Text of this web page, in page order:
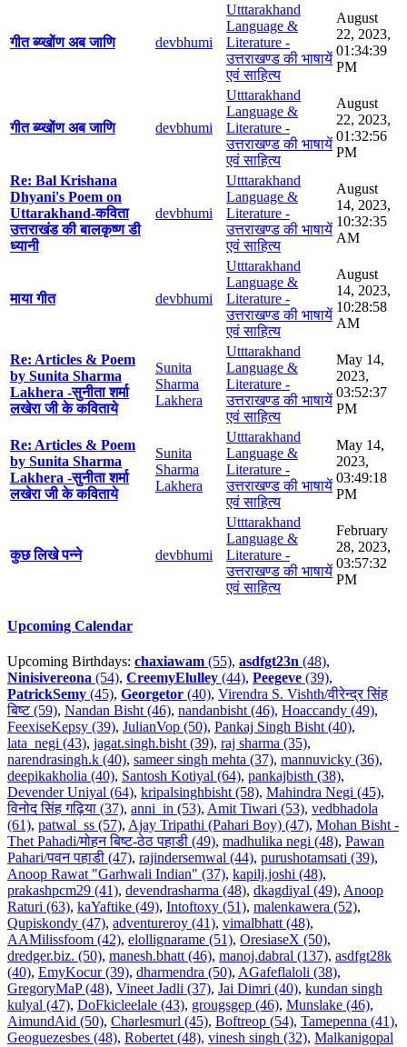
गीत ब्य्खोंण अब जाणि devbhumi
Utttarakhand
Language &
Literature -
उत्तराखण्ड की भाषायें
एवं साहित्य
August
22, 2023,
01:34:39
PM
गीत ब्य्खोंण अब जाणि devbhumi
Utttarakhand
Language &
Literature -
उत्तराखण्ड की भाषायें
एवं साहित्य
August
22, 2023,
01:32:56
PM
Re: Bal Krishana
Dhyani's Poem on
Uttarakhand-कविता
उत्तराखंड की बालकृष्ण डी
ध्यानी
devbhumi
Utttarakhand
Language &
Literature -
उत्तराखण्ड की भाषायें
एवं साहित्य
August
14, 2023,
10:32:35
AM
माया गीत devbhumi
Utttarakhand
Language &
Literature -
उत्तराखण्ड की भाषायें
एवं साहित्य
August
14, 2023,
10:28:58
AM
Re: Articles & Poem
by Sunita Sharma
Lakhera -सुनीता शर्मा
लखेरा जी के कविताये
Sunita
Sharma
Lakhera
Utttarakhand
Language &
Literature -
उत्तराखण्ड की भाषायें
एवं साहित्य
May 14,
2023,
03:52:37
PM
Re: Articles & Poem
by Sunita Sharma
Lakhera -सुनीता शर्मा
लखेरा जी के कविताये
Sunita
Sharma
Lakhera
Utttarakhand
Language &
Literature -
उत्तराखण्ड की भाषायें
एवं साहित्य
May 14,
2023,
03:49:18
PM
कुछ लिखे पन्ने devbhumi
Utttarakhand
Language &
Literature -
उत्तराखण्ड की भाषायें
एवं साहित्य
February
28, 2023,
03:57:32
PM
Upcoming Calendar
Upcoming Birthdays: chaxiawam (55), asdfgt23n (48),
Ninisivereona (54), CreemyElulley (44), Peegeve (39),
PatrickSemy (45), Georgetor (40), Virendra S. Vishth/वीरेन्द्र सिंह
बिष्ट (59), Nandan Bisht (46), nandanbisht (46), Hoaccandy (49),
FeexiseKepsy (39), JulianVop (50), Pankaj Singh Bisht (40),
lata_negi (43), jagat.singh.bisht (39), raj sharma (35),
narendrasingh.k (40), sameer singh mehta (37), mannuvicky (36),
deepikakholia (40), Santosh Kotiyal (64), pankajbisth (38),
Devender Uniyal (64), kripalsinghbisht (58), Mahindra Negi (45),
विनोद सिंह गढ़िया (37), anni_in (53), Amit Tiwari (53), vedbhadola
(61), patwal_ss (57), Ajay Tripathi (Pahari Boy) (47), Mohan Bisht -
Thet Pahadi/मोहन बिष्ट-ठेठ पहाडी (49), madhulika negi (48), Pawan
Pahari/पवन पहाडी (47), rajindersemwal (44), purushotamsati (39),
Anoop Rawat "Garhwali Indian" (37), kapilj.joshi (48),
prakashpcm29 (41), devendrasharma (48), dkagdiyal (49), Anoop
Raturi (63), kaYaftike (49), Intoftoxy (51), malenkawera (52),
Qupiskondy (47), adventureroy (41), vimalbhatt (48),
AAMilissfoom (42), elollignarame (51), OresiaseX (50),
dredger.biz. (50), manesh.bhatt (46), manoj.dabral (137), asdfgt28k
(40), EmyKocur (39), dharmendra (50), AGafeflaloli (38),
GregoryMaP (48), Vineet Jadli (37), Jai Dimri (40), kundan singh
kulyal (47), DoFkicleelale (43), grougsgep (46), Munslake (46),
AimundAid (50), Charlesmurl (45), Boftreop (54), Tamepenna (41),
Geoguezesbes (48), Robertet (48), vinesh singh (32), Malkanigopal